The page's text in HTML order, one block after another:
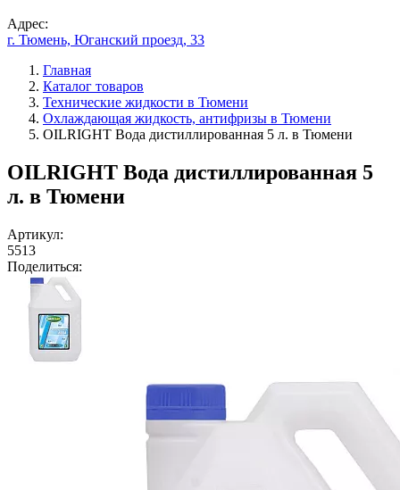
Адрес:
г. Тюмень, Юганский проезд, 33
Главная
Каталог товаров
Технические жидкости в Тюмени
Охлаждающая жидкость, антифризы в Тюмени
OILRIGHT Вода дистиллированная 5 л. в Тюмени
OILRIGHT Вода дистиллированная 5
л. в Тюмени
Артикул:
5513
Поделиться: